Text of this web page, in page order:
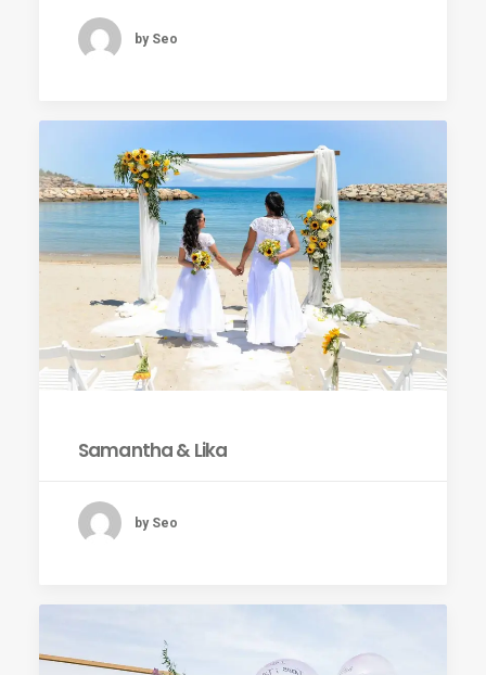
by Seo
Samantha & Lika
by Seo